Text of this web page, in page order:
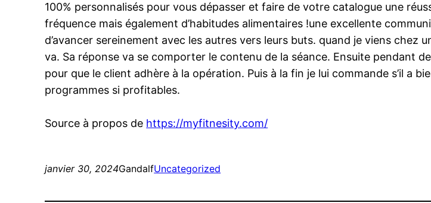
100% personnalisés pour vous dépasser et faire de votre catalogue une
fréquence mais également d’habitudes alimentaires !une excellente
d’avancer sereinement avec les autres vers leurs buts. quand je viens chez
va. Sa réponse va se comporter le contenu de la séance. Ensuite pendant
pour que le client adhère à la opération. Puis à la fin je lui commande s’il a
programmes si profitables.
Source à propos de https://myfitnesity.com/
janvier 30, 2024GandalfUncategorized